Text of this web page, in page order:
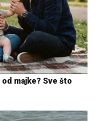
majke? Sve što